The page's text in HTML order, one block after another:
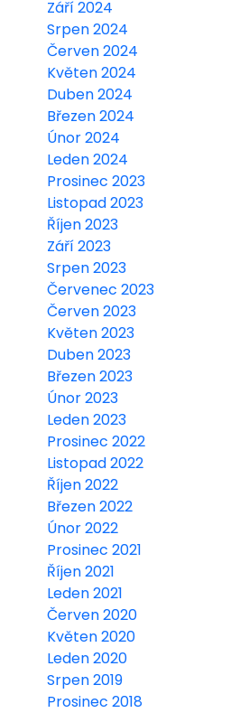
Září 2024
Srpen 2024
Červen 2024
Květen 2024
Duben 2024
Březen 2024
Únor 2024
Leden 2024
Prosinec 2023
Listopad 2023
Říjen 2023
Září 2023
Srpen 2023
Červenec 2023
Červen 2023
Květen 2023
Duben 2023
Březen 2023
Únor 2023
Leden 2023
Prosinec 2022
Listopad 2022
Říjen 2022
Březen 2022
Únor 2022
Prosinec 2021
Říjen 2021
Leden 2021
Červen 2020
Květen 2020
Leden 2020
Srpen 2019
Prosinec 2018